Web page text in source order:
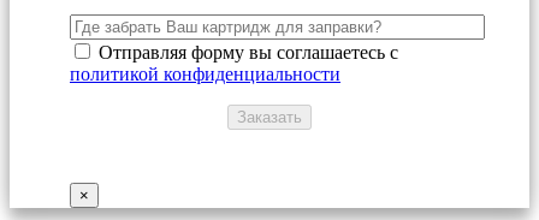
Отправляя форму вы соглашаетесь с
политикой конфиденциальности
×